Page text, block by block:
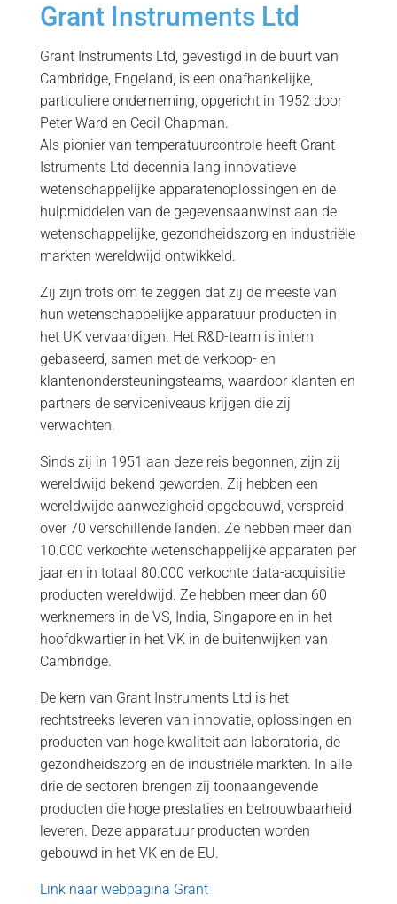
Grant Instruments Ltd
Grant Instruments Ltd, gevestigd in de buurt van
Cambridge, Engeland, is een onafhankelijke,
particuliere onderneming, opgericht in 1952 door
Peter Ward en Cecil Chapman.
Als pionier van temperatuurcontrole heeft Grant
Istruments Ltd decennia lang innovatieve
wetenschappelijke apparatenoplossingen en de
hulpmiddelen van de gegevensaanwinst aan de
wetenschappelijke, gezondheidszorg en industriële
markten wereldwijd ontwikkeld.
Zij zijn trots om te zeggen dat zij de meeste van
hun wetenschappelijke apparatuur producten in
het UK vervaardigen. Het R&D-team is intern
gebaseerd, samen met de verkoop- en
klantenondersteuningsteams, waardoor klanten en
partners de serviceniveaus krijgen die zij
verwachten.
Sinds zij in 1951 aan deze reis begonnen, zijn zij
wereldwijd bekend geworden. Zij hebben een
wereldwijde aanwezigheid opgebouwd, verspreid
over 70 verschillende landen. Ze hebben meer dan
10.000 verkochte wetenschappelijke apparaten per
jaar en in totaal 80.000 verkochte data-acquisitie
producten wereldwijd. Ze hebben meer dan 60
werknemers in de VS, India, Singapore en in het
hoofdkwartier in het VK in de buitenwijken van
Cambridge.
De kern van Grant Instruments Ltd is het
rechtstreeks leveren van innovatie, oplossingen en
producten van hoge kwaliteit aan laboratoria, de
gezondheidszorg en de industriële markten. In alle
drie de sectoren brengen zij toonaangevende
producten die hoge prestaties en betrouwbaarheid
leveren. Deze apparatuur producten worden
gebouwd in het VK en de EU.
Link naar webpagina Grant